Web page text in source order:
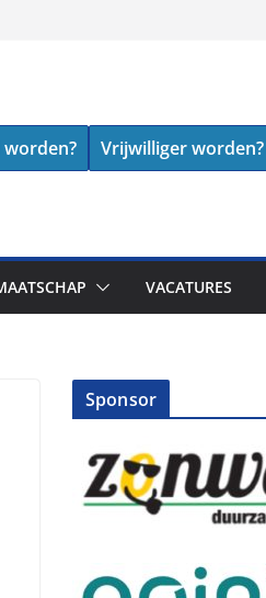
worden? Vrijwilliger worden?
VACATURES
Sponsor